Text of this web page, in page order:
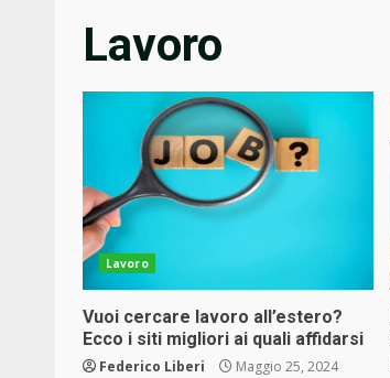
Lavoro
Lavoro
Vuoi cercare lavoro all’estero?
Ecco i siti migliori ai quali affidarsi
Federico Liberi Maggio 25, 2024